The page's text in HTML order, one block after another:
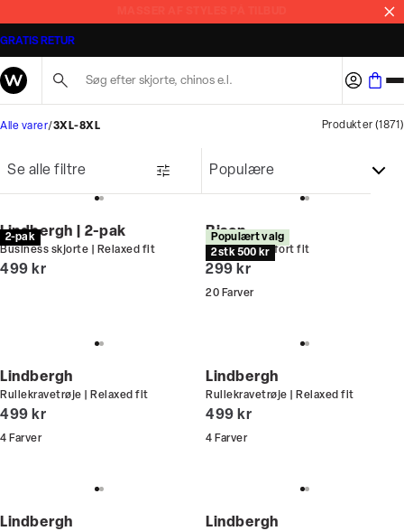
GRATIS RETUR
Alle varer 3XL-8XL Produkter (1871 )
Se alle filtre
2-pak
Lindbergh | 2-pak
Business skjorte | Relaxed fit
I alt (inkl. rabat)
499 kr
Populært valg
2 stk 500 kr
Bison
T-shirt | Comfort fit
I alt (inkl. rabat)
299 kr
20 Farver
Lindbergh
Rullekravetrøje | Relaxed fit
I alt (inkl. rabat)
499 kr
4 Farver
Lindbergh
Rullekravetrøje | Relaxed fit
I alt (inkl. rabat)
499 kr
4 Farver
Lindbergh Lindbergh